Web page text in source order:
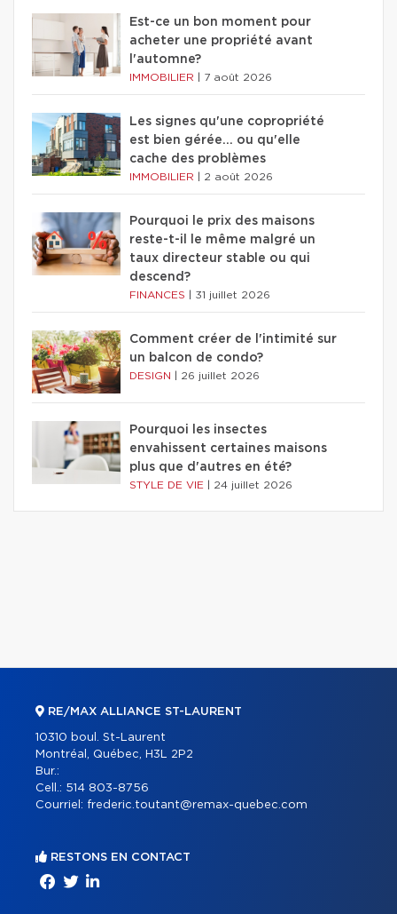
Est-ce un bon moment pour
acheter une propriété avant
l'automne?
IMMOBILIER 7 août 2026
Les signes qu'une copropriété
est bien gérée… ou qu'elle
cache des problèmes
IMMOBILIER 2 août 2026
Pourquoi le prix des maisons
reste-t-il le même malgré un
taux directeur stable ou qui
descend?
FINANCES 31 juillet 2026
Comment créer de l'intimité sur
un balcon de condo?
DESIGN 26 juillet 2026
Pourquoi les insectes
envahissent certaines maisons
plus que d'autres en été?
STYLE DE VIE 24 juillet 2026
RE/MAX ALLIANCE ST-LAURENT
10310 boul. St-Laurent
Montréal, Québec, H3L 2P2
Bur.:
Cell.: 514 803-8756
Courriel: frederic.toutant@remax-quebec.com
RESTONS EN CONTACT